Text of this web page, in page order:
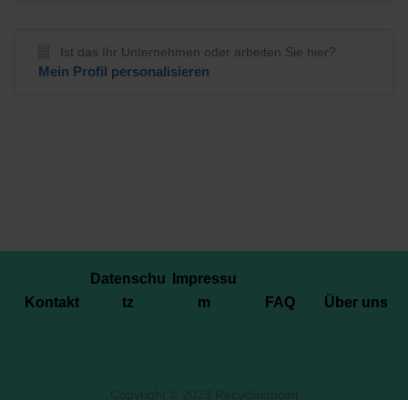
Ist das Ihr Unternehmen oder arbeiten Sie hier?
Mein Profil personalisieren
Kontakt
Datenschu
tz
Impressu
m
FAQ Über uns
Copyright © 2023 Recyclingpoint